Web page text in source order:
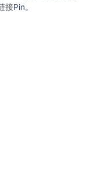
接Pin。